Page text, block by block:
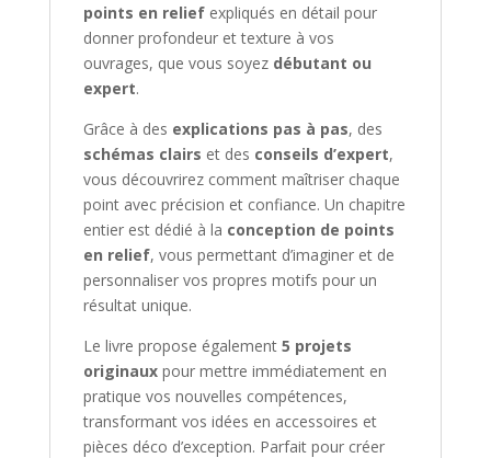
points en reliefexpliqués en détail pour
donner profondeur et texture à vos
ouvrages, que vous soyez débutant ou
expert.
Grâce à des explications pas à pas, des
schémas clairs et des conseils d’expert,
vous découvrirez comment maîtriser chaque
point avec précision et confiance. Un chapitre
entier est dédié à la conception de points
en relief, vous permettant d’imaginer et de
personnaliser vos propres motifs pour un
résultat unique.
Le livre propose également 5 projets
originauxpour mettre immédiatement en
pratique vos nouvelles compétences,
transformant vos idées en accessoires et
pièces déco d’exception. Parfait pour créer